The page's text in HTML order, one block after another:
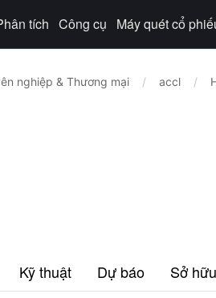
tích Công cụ Máy quét cổ
nghiệp & Thương mại / accl /
Kỹ thuật Dự báo Sở hữu